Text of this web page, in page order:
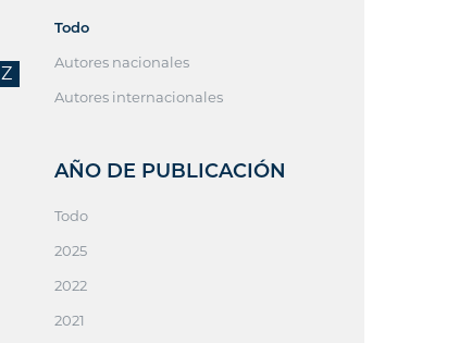
Z
Todo
Autores nacionales
Autores internacionales
AÑO DE PUBLICACIÓN
Todo
2025
2022
2021